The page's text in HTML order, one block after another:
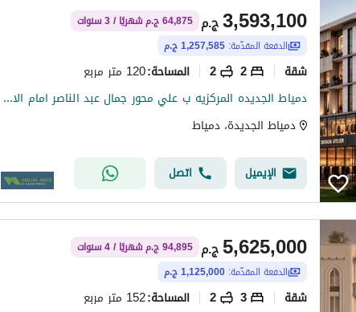
ج.م3,593,100
64,875 ج.م شهريًا / 3 سنوات
الدفعة المقدّمة: 1,257,585 ج.م
شقة 2
2 المساحة:120 متر مربع
دمياط الجديده المركزيه ب علي محور جمال عبد الناصر امام الاستاد وفندق لمار
دمياط الجديدة، دمياط
الإيميل اتصل
ج.م5,625,000
94,895 ج.م شهريًا / 4 سنوات
الدفعة المقدّمة: 1,125,000 ج.م
شقة 3
2 المساحة:152 متر مربع